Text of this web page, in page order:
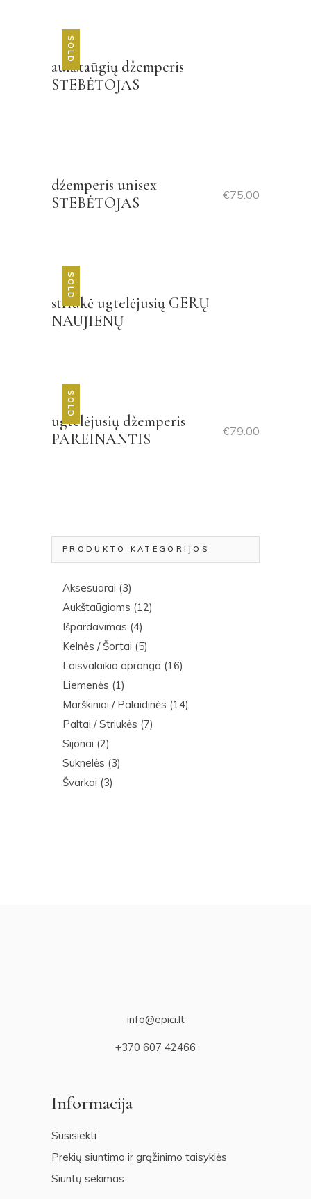
SOLD
aukštaūgių džemperis
STEBĖTOJAS
džemperis unisex
STEBĖTOJAS
€75.00
SOLD
striukė ūgtelėjusių GERŲ
NAUJIENŲ
SOLD
ūgtelėjusių džemperis
PAREINANTIS
€79.00
PRODUKTO KATEGORIJOS
Aksesuarai (3)
Aukštaūgiams (12)
Išpardavimas (4)
Kelnės / Šortai (5)
Laisvalaikio apranga (16)
Liemenės (1)
Marškiniai / Palaidinės (14)
Paltai / Striukės (7)
Sijonai (2)
Suknelės (3)
Švarkai (3)
info@epici.lt
+370 607 42466
Informacija
Susisiekti
Prekių siuntimo ir grąžinimo taisyklės
Siuntų sekimas